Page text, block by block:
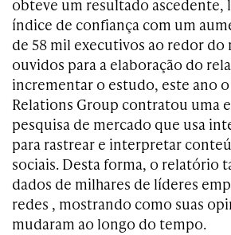
obteve um resultado ascedente,
índice de confiança com um
de 58 mil executivos ao redor
ouvidos para a elaboração do
incrementar o estudo, este ano
Relations Group contratou uma
pesquisa de mercado que usa
para rastrear e interpretar
sociais. Desta forma, o relatório
dados de milhares de líderes
redes , mostrando como suas
mudaram ao longo do tempo.